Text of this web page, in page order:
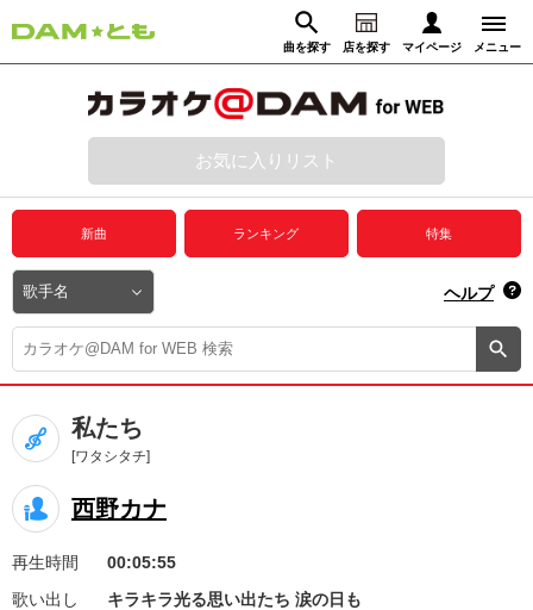
曲を探す 店を探す マイページ メニュー
動画からさがす 録音からさがす
ログイン
プレミアムサービス
DAM★とも動画
DAM★とも録音
カラオケ＠DAM
ユーザー検索
キャンペーン
お知らせ よくあるご質問
お気に入りリスト
新曲 ランキング 特集
ヘルプ
私たち
[ワタシタチ]
西野カナ
再生時間
00:05:55
歌い出し
キラキラ光る思い出たち 涙の日も